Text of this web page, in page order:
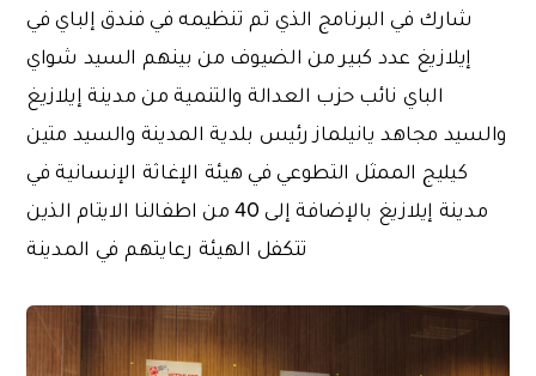
شارك في البرنامج الذي تم تنظيمه في فندق إلباي في
إيلازيغ عدد كبير من الضيوف من بينهم السيد شواي
الباي نائب حزب العدالة والتنمية من مدينة إيلازيغ
والسيد مجاهد يانيلماز رئيس بلدية المدينة والسيد متين
كيليج الممثل التطوعي في هيئة الإغاثة الإنسانية في
مدينة إيلازيغ بالإضافة إلى 40 من اطفالنا الايتام الذين
تتكفل الهيئة رعايتهم في المدينة